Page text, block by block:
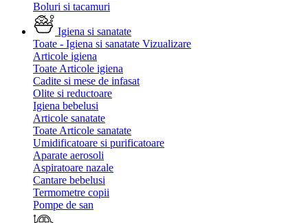
Boluri si tacamuri
Igiena si sanatate
Toate - Igiena si sanatate Vizualizare
Articole igiena
Toate Articole igiena
Cadite si mese de infasat
Olite si reductoare
Igiena bebelusi
Articole sanatate
Toate Articole sanatate
Umidificatoare si purificatoare
Aparate aerosoli
Aspiratoare nazale
Cantare bebelusi
Termometre copii
Pompe de san